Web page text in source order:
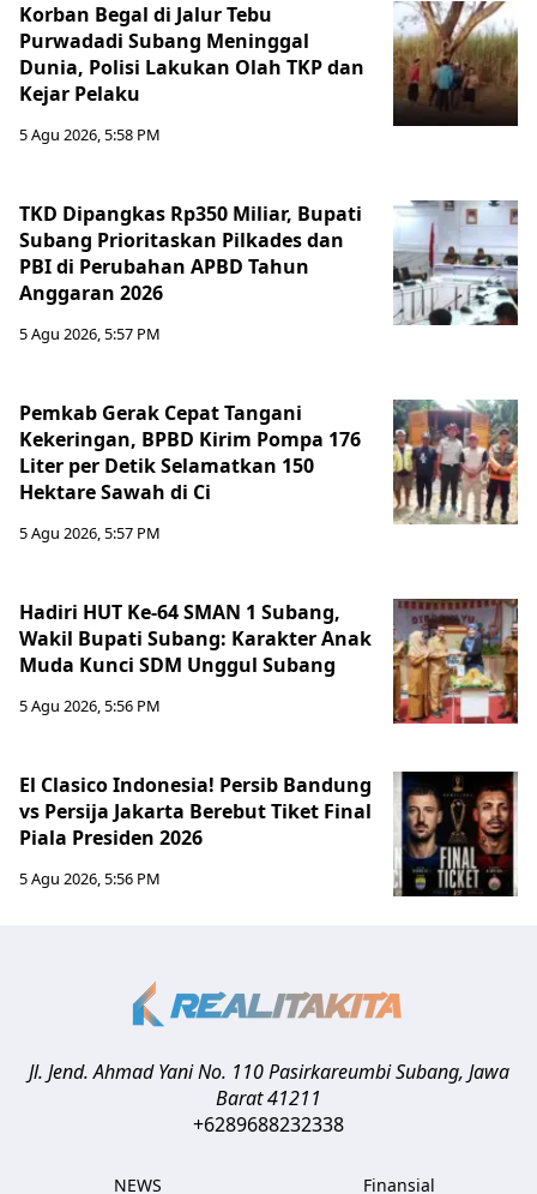
Korban Begal di Jalur Tebu
Purwadadi Subang Meninggal
Dunia, Polisi Lakukan Olah TKP dan
Kejar Pelaku
5 Agu 2026, 5:58 PM
TKD Dipangkas Rp350 Miliar, Bupati
Subang Prioritaskan Pilkades dan
PBI di Perubahan APBD Tahun
Anggaran 2026
5 Agu 2026, 5:57 PM
Pemkab Gerak Cepat Tangani
Kekeringan, BPBD Kirim Pompa 176
Liter per Detik Selamatkan 150
Hektare Sawah di Ci
5 Agu 2026, 5:57 PM
Hadiri HUT Ke-64 SMAN 1 Subang,
Wakil Bupati Subang: Karakter Anak
Muda Kunci SDM Unggul Subang
5 Agu 2026, 5:56 PM
El Clasico Indonesia! Persib Bandung
vs Persija Jakarta Berebut Tiket Final
Piala Presiden 2026
5 Agu 2026, 5:56 PM
Jl. Jend. Ahmad Yani No. 110 Pasirkareumbi Subang, Jawa
Barat41211
+6289688232338
NEWS Finansial